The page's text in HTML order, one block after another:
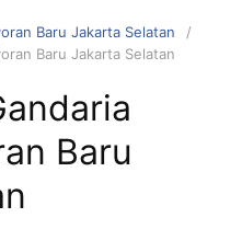
Baru Jakarta Selatan
Baru Jakarta Selatan
Baru